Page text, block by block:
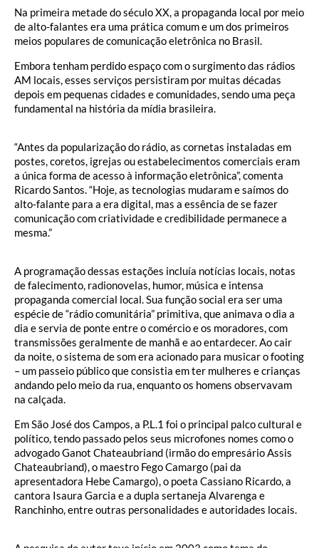
Na primeira metade do século XX, a propaganda local por meio
de alto-falantes era uma prática comum e um dos primeiros
meios populares de comunicação eletrônica no Brasil.
Embora tenham perdido espaço com o surgimento das rádios
AM locais, esses serviços persistiram por muitas décadas
depois em pequenas cidades e comunidades, sendo uma peça
fundamental na história da mídia brasileira.
“Antes da popularização do rádio, as cornetas instaladas em
postes, coretos, igrejas ou estabelecimentos comerciais eram
a única forma de acesso à informação eletrônica”, comenta
Ricardo Santos. “Hoje, as tecnologias mudaram e saímos do
alto-falante para a era digital, mas a essência de se fazer
comunicação com criatividade e credibilidade permanece a
mesma.”
A programação dessas estações incluía notícias locais, notas
de falecimento, radionovelas, humor, música e intensa
propaganda comercial local. Sua função social era ser uma
espécie de “rádio comunitária” primitiva, que animava o dia a
dia e servia de ponte entre o comércio e os moradores, com
transmissões geralmente de manhã e ao entardecer. Ao cair
da noite, o sistema de som era acionado para musicar o footing
– um passeio público que consistia em ter mulheres e crianças
andando pelo meio da rua, enquanto os homens observavam
na calçada.
Em São José dos Campos, a P.L.1 foi o principal palco cultural e
político, tendo passado pelos seus microfones nomes como o
advogado Ganot Chateaubriand (irmão do empresário Assis
Chateaubriand), o maestro Fego Camargo (pai da
apresentadora Hebe Camargo), o poeta Cassiano Ricardo, a
cantora Isaura Garcia e a dupla sertaneja Alvarenga e
Ranchinho, entre outras personalidades e autoridades locais.